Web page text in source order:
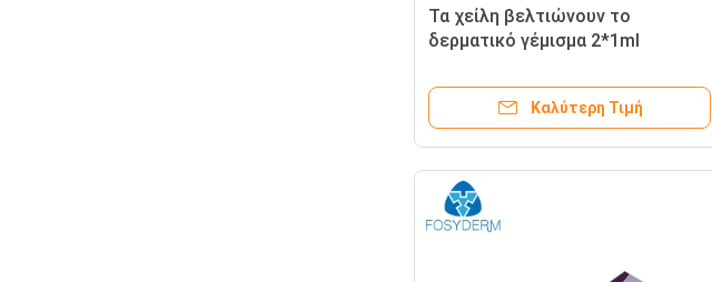
Τα χείλη βελτιώνουν το
δερματικό γέμισμα 2*1ml
ενέσιμη
Καλύτερη Τιμή